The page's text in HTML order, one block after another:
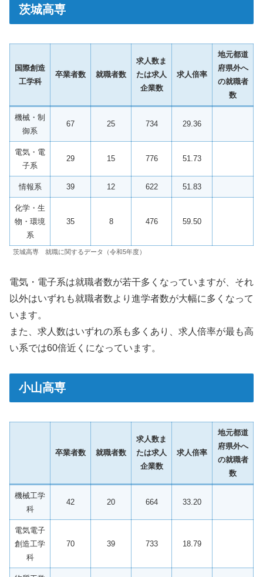
茨城高専
国際創造
工学科
卒業者数 就職者数
求人数ま
たは求人
企業数
求人倍率
地元都道
府県外へ
の就職者
数
機械・制
御系
67 25 734 29.36
電気・電
子系
29 15 776 51.73
情報系 39 12 622 51.83
化学・生
物・環境
系
35 8 476 59.50
茨城高専 就職に関するデータ（令和5年度）
電気・電子系は就職者数が若干多くなっていますが、それ
以外はいずれも就職者数より進学者数が大幅に多くなって
います。
また、求人数はいずれの系も多くあり、求人倍率が最も高
い系では60倍近くになっています。
小山高専
卒業者数 就職者数
求人数ま
たは求人
企業数
求人倍率
地元都道
府県外へ
の就職者
数
機械工学
科
42 20 664 33.20
電気電子
創造工学
科
70 39 733 18.79